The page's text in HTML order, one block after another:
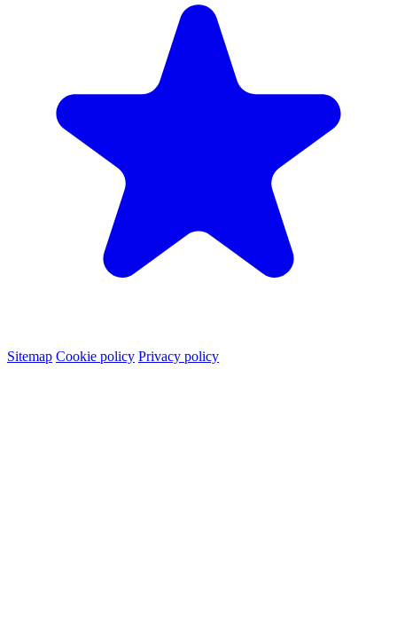
Sitemap Cookie policy Privacy policy